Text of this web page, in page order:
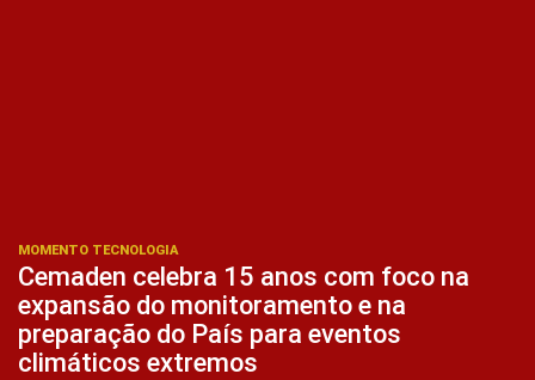
MOMENTO TECNOLOGIA
Cemaden celebra 15 anos com foco na
expansão do monitoramento e na
preparação do País para eventos
climáticos extremos